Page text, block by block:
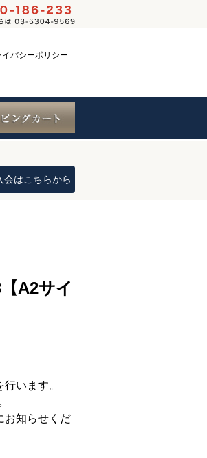
イバシーポリシー
会はこちらから
A2サイ
います。
お知らせくだ